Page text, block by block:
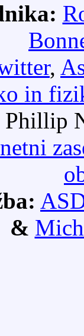
,
in
Phillip
&